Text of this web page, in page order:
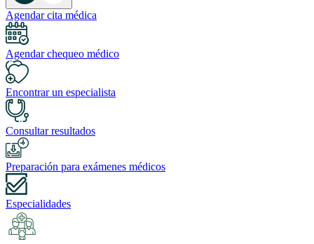
Agendar cita médica
Agendar chequeo médico
Encontrar un especialista
Consultar resultados
Preparación para exámenes médicos
Especialidades